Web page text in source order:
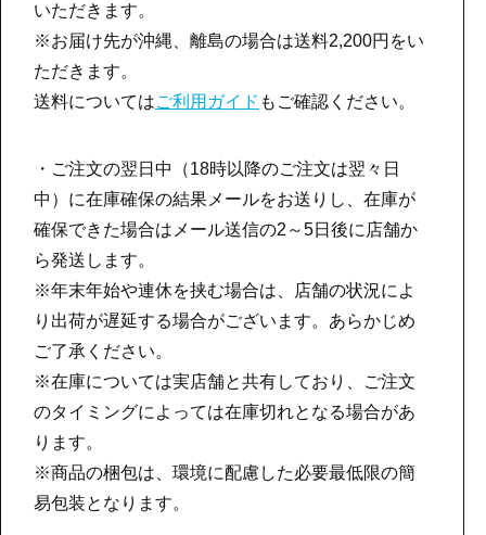
いただきます。
※お届け先が沖縄、離島の場合は送料2,200円をい
ただきます。
送料についてはご利用ガイド もご確認ください。
・ご注文の翌日中（18時以降のご注文は翌々日
中）に在庫確保の結果メールをお送りし、在庫が
確保できた場合はメール送信の2～5日後に店舗か
ら発送します。
※年末年始や連休を挟む場合は、店舗の状況によ
り出荷が遅延する場合がございます。あらかじめ
ご了承ください。
※在庫については実店舗と共有しており、ご注文
のタイミングによっては在庫切れとなる場合があ
ります。
※商品の梱包は、環境に配慮した必要最低限の簡
易包装となります。